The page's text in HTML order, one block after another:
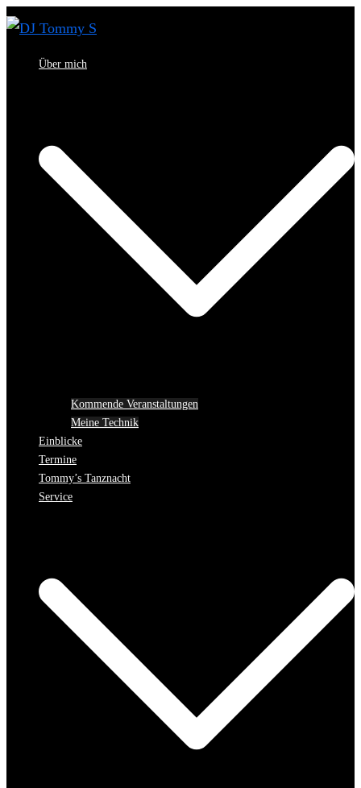
Zum
springenÜber mich
Kommende Veranstaltungen
Meine Technik
Einblicke
Termine
Tommy’s Tanznacht
Service